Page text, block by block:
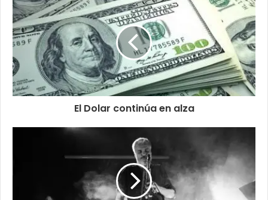
El Dolar continúa en alza